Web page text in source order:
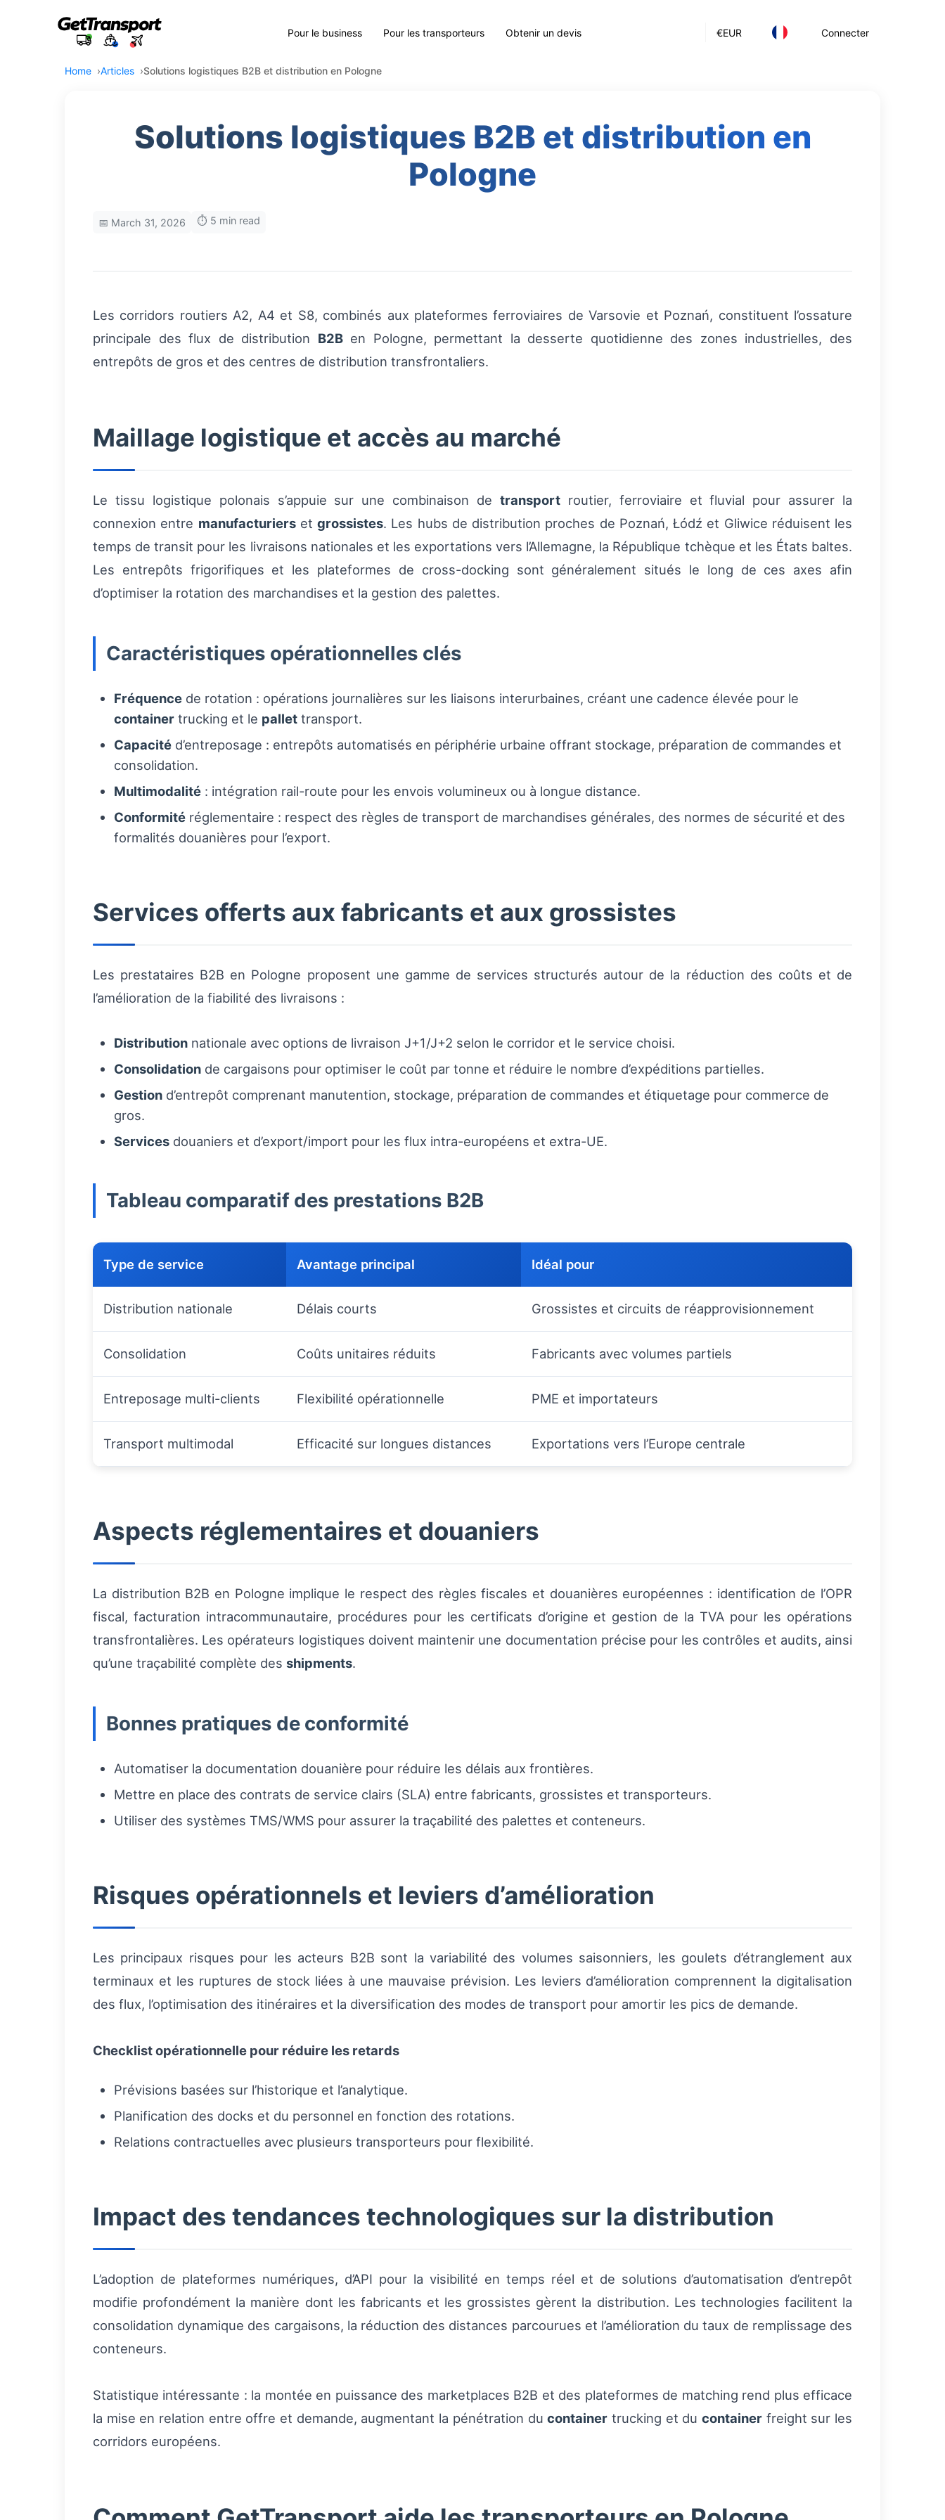
€EUR Connecter
Pour le business Pour les transporteurs Obtenir un devis
Home Articles Solutions logistiques B2B et distribution en Pologne
Solutions logistiques B2B et distribution en
Pologne
📅 March 31, 2026 ⏱️ 5 min read
Les corridors routiers A2, A4 et S8, combinés aux plateformes ferroviaires de Varsovie et Poznań, constituent l’ossature
principale des flux de distribution B2Ben Pologne, permettant la desserte quotidienne des zones industrielles, des
entrepôts de gros et des centres de distribution transfrontaliers.
Maillage logistique et accès au marché
Le tissu logistique polonais s’appuie sur une combinaison de transportroutier, ferroviaire et fluvial pour assurer la
connexion entre manufacturierset grossistes. Les hubs de distribution proches de Poznań, Łódź et Gliwice réduisent les
temps de transit pour les livraisons nationales et les exportations vers l’Allemagne, la République tchèque et les États baltes.
Les entrepôts frigorifiques et les plateformes de cross-docking sont généralement situés le long de ces axes afin
d’optimiser la rotation des marchandises et la gestion des palettes.
Caractéristiques opérationnelles clés
Fréquence de rotation : opérations journalières sur les liaisons interurbaines, créant une cadence élevée pour le
container trucking et le pallet transport.
Capacité d’entreposage : entrepôts automatisés en périphérie urbaine offrant stockage, préparation de commandes et
consolidation.
Multimodalité : intégration rail-route pour les envois volumineux ou à longue distance.
Conformité réglementaire : respect des règles de transport de marchandises générales, des normes de sécurité et des
formalités douanières pour l’export.
Services offerts aux fabricants et aux grossistes
Les prestataires B2B en Pologne proposent une gamme de services structurés autour de la réduction des coûts et de
l’amélioration de la fiabilité des livraisons :
Distribution nationale avec options de livraison J+1/J+2 selon le corridor et le service choisi.
Consolidation de cargaisons pour optimiser le coût par tonne et réduire le nombre d’expéditions partielles.
Gestion d’entrepôt comprenant manutention, stockage, préparation de commandes et étiquetage pour commerce de
gros.
Services douaniers et d’export/import pour les flux intra-européens et extra-UE.
Tableau comparatif des prestations B2B
Type de service Avantage principal Idéal pour
Distribution nationale Délais courts Grossistes et circuits de réapprovisionnement
Consolidation Coûts unitaires réduits Fabricants avec volumes partiels
Entreposage multi-clients Flexibilité opérationnelle PME et importateurs
Transport multimodal Efficacité sur longues distances Exportations vers l’Europe centrale
Aspects réglementaires et douaniers
La distribution B2B en Pologne implique le respect des règles fiscales et douanières européennes : identification de l’OPR
fiscal, facturation intracommunautaire, procédures pour les certificats d’origine et gestion de la TVA pour les opérations
transfrontalières. Les opérateurs logistiques doivent maintenir une documentation précise pour les contrôles et audits, ainsi
qu’une traçabilité complète des shipments.
Bonnes pratiques de conformité
Automatiser la documentation douanière pour réduire les délais aux frontières.
Mettre en place des contrats de service clairs (SLA) entre fabricants, grossistes et transporteurs.
Utiliser des systèmes TMS/WMS pour assurer la traçabilité des palettes et conteneurs.
Risques opérationnels et leviers d’amélioration
Les principaux risques pour les acteurs B2B sont la variabilité des volumes saisonniers, les goulets d’étranglement aux
terminaux et les ruptures de stock liées à une mauvaise prévision. Les leviers d’amélioration comprennent la digitalisation
des flux, l’optimisation des itinéraires et la diversification des modes de transport pour amortir les pics de demande.
Checklist opérationnelle pour réduire les retards
Prévisions basées sur l’historique et l’analytique.
Planification des docks et du personnel en fonction des rotations.
Relations contractuelles avec plusieurs transporteurs pour flexibilité.
Impact des tendances technologiques sur la distribution
L’adoption de plateformes numériques, d’API pour la visibilité en temps réel et de solutions d’automatisation d’entrepôt
modifie profondément la manière dont les fabricants et les grossistes gèrent la distribution. Les technologies facilitent la
consolidation dynamique des cargaisons, la réduction des distances parcourues et l’amélioration du taux de remplissage des
conteneurs.
Statistique intéressante : la montée en puissance des marketplaces B2B et des plateformes de matching rend plus efficace
la mise en relation entre offre et demande, augmentant la pénétration ducontainer trucking et du containerfreight sur les
corridors européens.